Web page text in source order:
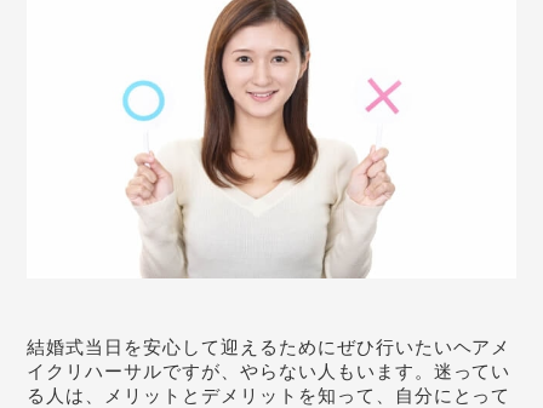
結婚式当日を安心して迎えるためにぜひ行いたいヘアメ
イクリハーサルですが、やらない人もいます。迷ってい
る人は、メリットとデメリットを知って、自分にとって